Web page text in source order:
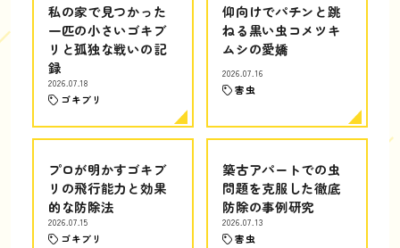
私の家で見つかった
一匹の小さいゴキブ
リと孤独な戦いの記
録
2026.07.18
ゴキブリ
仰向けでパチンと跳
ねる黒い虫コメツキ
ムシの愛嬌
2026.07.16
害虫
プロが明かすゴキブ
リの飛行能力と効果
的な防除法
2026.07.15
ゴキブリ
築古アパートでの虫
問題を克服した徹底
防除の事例研究
2026.07.13
害虫